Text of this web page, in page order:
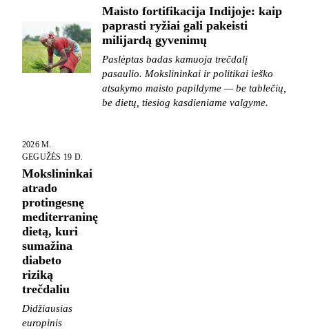
Maisto fortifikacija Indijoje: kaip
paprasti ryžiai gali pakeisti
milijardą gyvenimų
Paslėptas badas kamuoja trečdalį
pasaulio. Mokslininkai ir politikai ieško
atsakymo maisto papildyme — be tablečių,
be dietų, tiesiog kasdieniame valgyme.
2026 M.
GEGUŽĖS 19 D.
Mokslininkai
atrado
protingesnę
mediterraninę
dietą, kuri
sumažina
diabeto
riziką
trečdaliu
Didžiausias
europinis